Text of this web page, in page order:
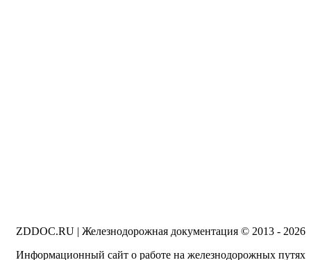
ZDDOC.RU | Железнодорожная документация © 2013 - 2026
Информационный сайт о работе на железнодорожных путях